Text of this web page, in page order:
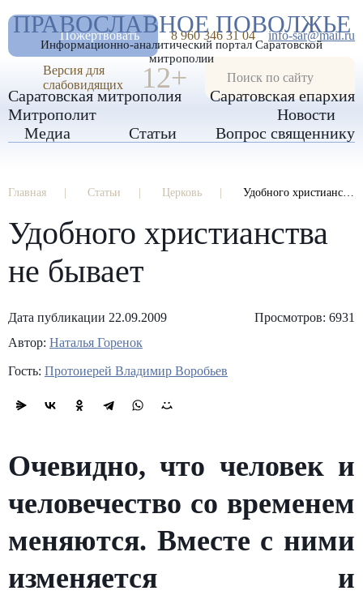
РАЗМЕР ШРИФТА А А А
ИЗОБРАЖЕНИЯ
ПРАВОСЛАВНОЕ ПОВОЛЖЬЕ
Информационно-аналитический портал Саратовской
митрополии
Пожертвовать 8 960 346 31 04 info-sar@mail.ru
Версия для
слабовидящих
12+
Саратовская митрополия
Саратовская епархия
Митрополит
Новости
Медиа
Статьи Вопрос священнику
Главная Статьи Церковь Удобного христианства не бывает
Удобного христианства
не бывает
Дата публикации 22.09.2009
Просмотров: 6931
Автор: Наталья Горенок
Гость: Протоиерей Владимир Воробьев
Очевидно, что человек и
человечество со временем
меняются. Вместе с ними
изменяется и